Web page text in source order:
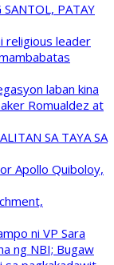
PATAY
religious leader
laban kina
Romualdez at
SA TAYA SA
Apollo Quiboloy,
ni VP Sara
ng NBI; Bugaw